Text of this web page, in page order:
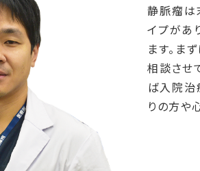
静脈瘤は
イプがあ
ます。ま
相談させ
ば入院治
りの方や